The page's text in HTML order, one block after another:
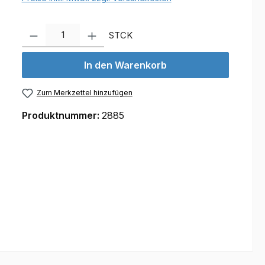
Produkt Anzahl: Gib den gewünschten Wert ein oder
STCK
In den Warenkorb
Zum Merkzettel hinzufügen
Produktnummer: 2885